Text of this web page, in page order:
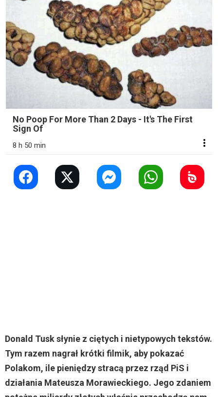
No Poop For More Than 2 Days - It's The First
Sign Of
8 h 50 min
Donald Tusk słynie z ciętych i nietypowych tekstów.
Tym razem nagrał krótki filmik, aby pokazać
Polakom, ile pieniędzy stracą przez rząd PiS i
działania Mateusza Morawieckiego. Jego zdaniem